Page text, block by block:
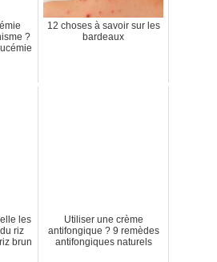
?
12 choses à savoir sur les
bardeaux
les
riz
brun
Utiliser une crème
antifongique ? 9 remèdes
antifongiques naturels